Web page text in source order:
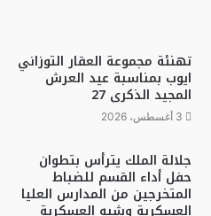
تهنئة مجموعة العقار التوزاني
ايوب بمناسبة عيد العرش
المجيد الذكرى 27
3 أغسطس، 2026
جلالة الملك يترأس بتطوان
حفل أداء القسم للضباط
المتخرجين من المدارس العليا
العسكرية وشبه العسكرية